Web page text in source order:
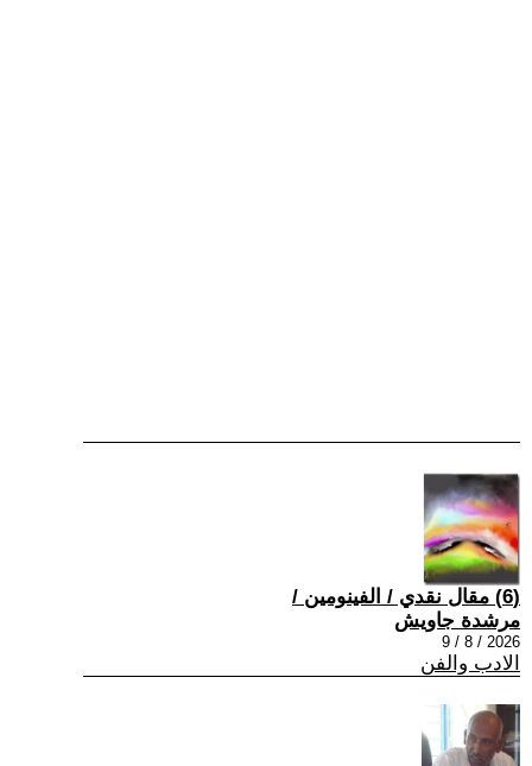
(6) مقال نقدي / الفينومين /
مرشدة جاويش
2026 / 8 / 9
الادب والفن